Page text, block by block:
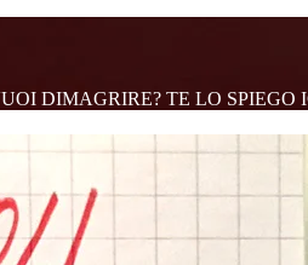
DIMAGRIRE? TE LO SPIEGO